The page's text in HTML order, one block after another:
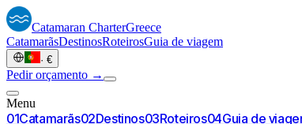
Catamaran CharterGreece
CatamarãsDestinosRoteirosGuia de viagem
· €
Pedir orçamento →
Menu
01Catamarãs02Destinos03Roteiros04Guia de